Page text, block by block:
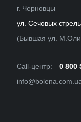
г. Черновцы
ул. Сечовых
(Бывшая ул.
Call-центр:
0 800